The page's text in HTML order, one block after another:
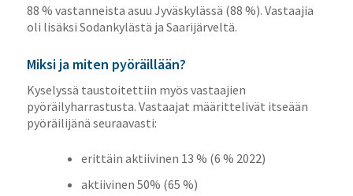
88 % vastanneista asuu Jyväskylässä (88 %). Vastaajia
oli lisäksi Sodankylästä ja Saarijärveltä.
Miksi ja miten pyöräillään?
Kyselyssä taustoitettiin myös vastaajien
pyöräilyharrastusta. Vastaajat määrittelivät itseään
pyöräilijänä seuraavasti:
erittäin aktiivinen 13 % (6 % 2022)
aktiivinen 50% (65 %)